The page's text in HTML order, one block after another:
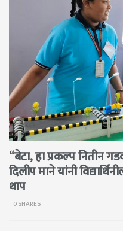
“बेटा, हा प्रकल्प नितीन
दिलीप माने यांनी
थाप
0 SHARES